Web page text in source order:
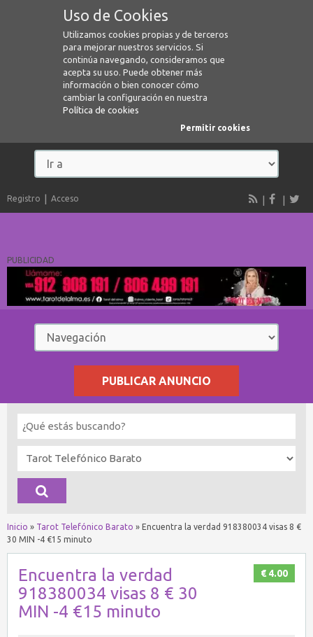
Uso de Cookies
Utilizamos cookies propias y de terceros
para mejorar nuestros servicios. Si
continúa navegando, consideramos que
acepta su uso. Puede obtener más
información o bien conocer cómo
cambiar la configuración en nuestra
Política de cookies
Permitir cookies
Registro Acceso
PUBLICIDAD
PUBLICAR ANUNCIO
Inicio » Tarot Telefónico Barato » Encuentra la verdad 918380034 visas 8 €
30 MIN -4 €15 minuto
€ 4.00
Encuentra la verdad
918380034 visas 8 € 30
MIN -4 €15 minuto